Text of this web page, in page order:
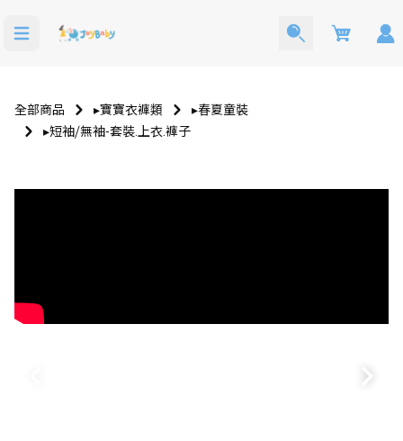
Cart
全部商品 ▸寶寶衣褲類
▸春夏童裝
▸短袖⧸無袖-套裝.上衣.褲子